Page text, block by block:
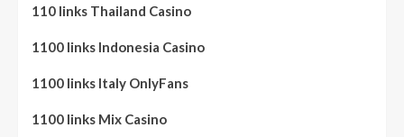
110 links Thailand Casino
1100 links Indonesia Casino
1100 links Italy OnlyFans
1100 links Mix Casino